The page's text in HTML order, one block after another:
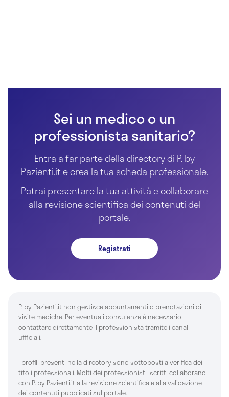
Sei un medico o un
professionista sanitario?
Entra a far parte della directory di P. by
Pazienti.it e crea la tua scheda professionale.
Potrai presentare la tua attività e collaborare
alla revisione scientifica dei contenuti del
portale.
Registrati
P. by Pazienti.it non gestisce appuntamenti o prenotazioni di
visite mediche. Per eventuali consulenze è necessario
contattare direttamente il professionista tramite i canali
ufficiali.
I profili presenti nella directory sono sottoposti a verifica dei
titoli professionali. Molti dei professionisti iscritti collaborano
con P. by Pazienti.it alla revisione scientifica e alla validazione
dei contenuti pubblicati sul portale.